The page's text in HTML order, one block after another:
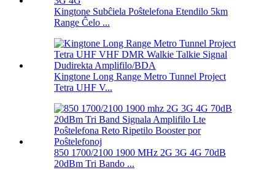
Kingtone Subĉiela Poŝtelefona Etendilo 5km
Range Ĉelo ...
Kingtone Long Range Metro Tunnel Project
Tetra UHF V...
850 1700/2100 1900 MHz 2G 3G 4G 70dB
20dBm Tri Bando ...